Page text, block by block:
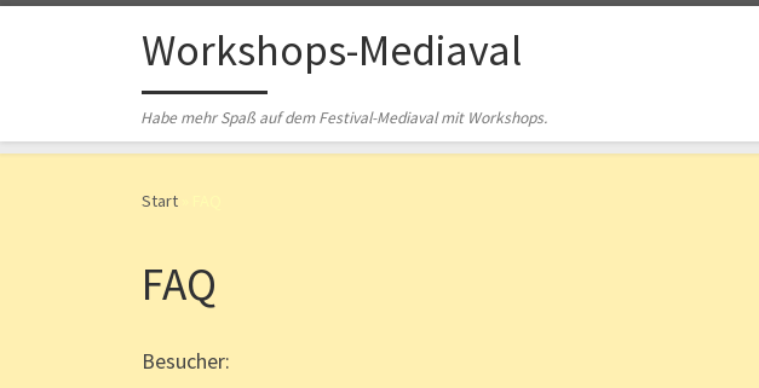
Zum Inhalt springenWorkshops-Mediaval
Habe mehr Spaß auf dem Festival-Mediaval mit Workshops.
Start
FAQ
Besucher: